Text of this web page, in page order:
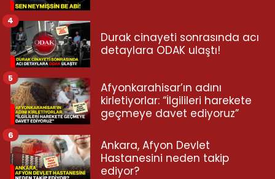
Durak cinayeti sonrasında acı
detaylara ODAK ulaştı!
4
Afyonkarahisar’ın adını
kirletiyorlar: “İlgilileri harekete
geçmeye davet ediyoruz”
5
Ankara, Afyon Devlet
Hastanesini neden takip
ediyor?
6